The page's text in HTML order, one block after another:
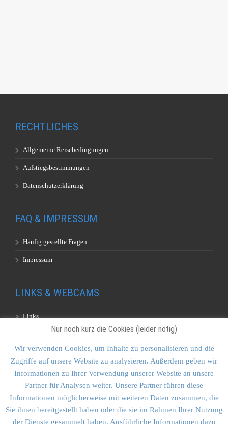
RECHTLICHES
Allgemeine Reisebedingungen
Aufstiegsbestimmungen
Datenschutzerklärung
FAQ & IMPRESSUM
Häufig gestellte Fragen
Impressum
LINKS & WEBCAMS
Links
KONTAKT & SITEMAP
Kontakt
Sitemap
Nur noch kurz die Cookies (leider nötig)
Wir verwenden Cookies, um Inhalte zu personalisieren und die
Zugriffe auf unsere Website zu analysieren. Außerdem geben wir
Informationen zu Ihrer Verwendung unserer Website an unsere
Partner für Analysen weiter. Unsere Partner führen diese
Informationen möglicherweise mit weiteren Daten zusammen, die
Sie ihnen bereitgestellt haben oder die sie im Rahmen Ihrer Nutzung
der Dienste gesammelt haben. Ausführliche Informationen dazu